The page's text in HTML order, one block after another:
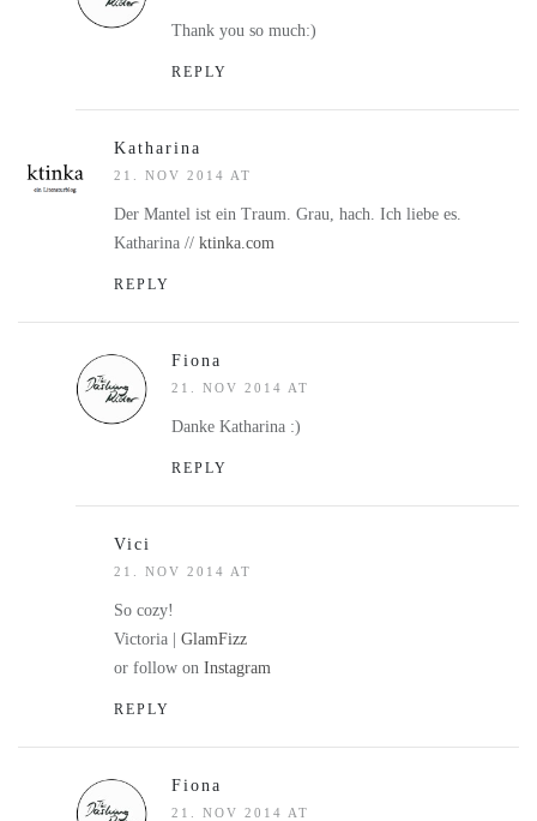
Thank you so much:)
REPLY
Katharina
21. NOV 2014 AT
Der Mantel ist ein Traum. Grau, hach. Ich liebe es.
Katharina // ktinka.com
REPLY
Fiona
21. NOV 2014 AT
Danke Katharina :)
REPLY
Vici
21. NOV 2014 AT
So cozy!
Victoria | GlamFizz
or follow on Instagram
REPLY
Fiona
21. NOV 2014 AT